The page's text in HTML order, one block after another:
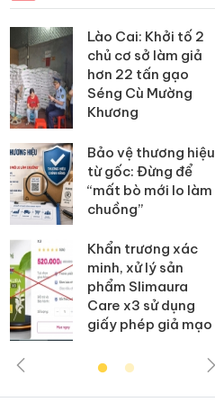
Lào Cai: Khởi tố 2
chủ cơ sở làm giả
hơn 22 tấn gạo
Séng Cù Mường
Khương
Bảo vệ thương hiệu
từ gốc: Đừng để
“mất bò mới lo làm
chuồng”
Khẩn trương xác
minh, xử lý sản
phẩm Slimaura
Care x3 sử dụng
giấy phép giả mạo